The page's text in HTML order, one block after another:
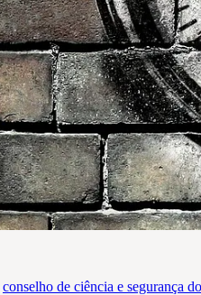
conselho de ciência e segurança